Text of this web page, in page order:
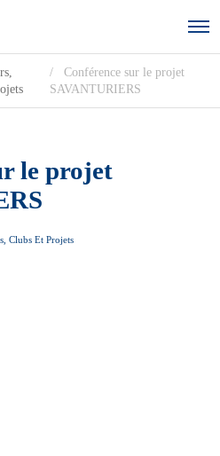
Conférence sur le projet
SAVANTURIERS
le projet
Clubs Et Projets